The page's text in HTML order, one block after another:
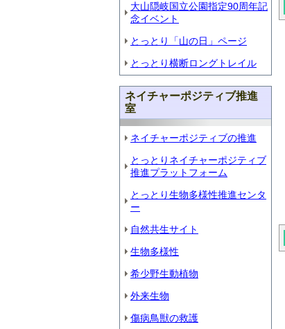
大山隠岐国立公園指定90周年記
念イベント
とっとり「山の日」ページ
とっとり横断ロングトレイル
ネイチャーポジティブ推進
室
ネイチャーポジティブの推進
とっとりネイチャーポジティブ
推進プラットフォーム
とっとり生物多様性推進センタ
ー
自然共生サイト
生物多様性
希少野生動植物
外来生物
傷病鳥獣の救護